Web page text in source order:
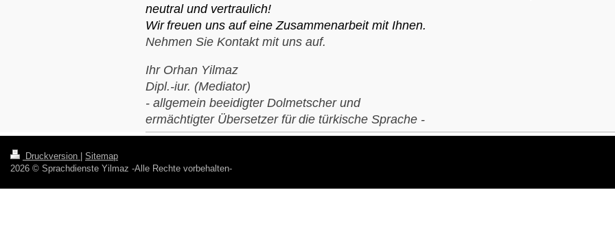
neutral und vertraulich!
Wir freuen uns auf eine Zusammenarbeit mit Ihnen.
Nehmen Sie Kontakt mit uns auf.
Ihr Orhan Yilmaz
Dipl.-iur. (Mediator)
- allgemein beeidigter Dolmetscher und
ermächtigter Übersetzer für die türkische Sprache -
Druckversion | Sitemap
2026 © Sprachdienste Yilmaz -Alle Rechte vorbehalten-